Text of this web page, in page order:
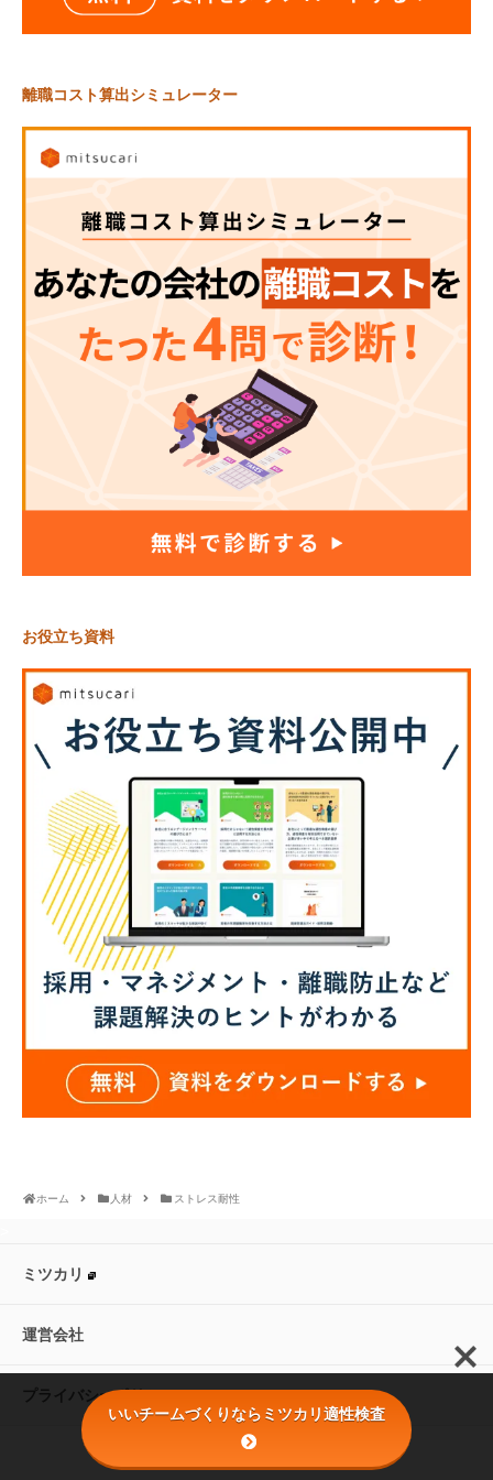
離職コスト算出シミュレーター
お役立ち資料
ホーム 人材 ストレス耐性
ミツカリ
運営会社
プライバシーポリシー
© 2016 株式会社ミツカリ
いいチームづくりならミツカリ適性検査